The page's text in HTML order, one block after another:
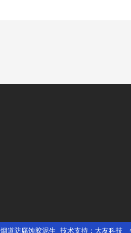
烟道防腐蚀胶泥生 技术支持： 大友科技